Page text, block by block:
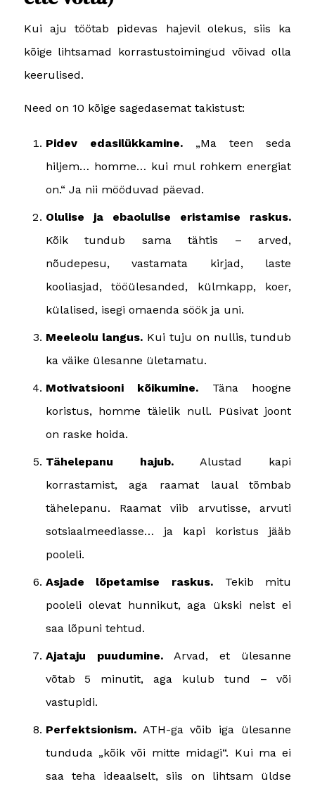
Kui aju töötab pidevas hajevil olekus, siis ka
kõige lihtsamad korrastustoimingud võivad olla
keerulised.
Need on 10 kõige sagedasemat takistust:
Pidev edasilükkamine.„Ma teen seda
hiljem… homme… kui mul rohkem energiat
on.“ Ja nii mööduvad päevad.
Olulise ja ebaolulise eristamise raskus.
Kõik tundub sama tähtis – arved,
nõudepesu, vastamata kirjad, laste
kooliasjad, tööülesanded, külmkapp, koer,
külalised, isegi omaenda söök ja uni.
Meeleolu langus. Kui tuju on nullis, tundub
ka väike ülesanne ületamatu.
Motivatsiooni kõikumine. Täna hoogne
koristus, homme täielik null. Püsivat joont
on raske hoida.
Tähelepanu hajub.Alustad kapi
korrastamist, aga raamat laual tõmbab
tähelepanu. Raamat viib arvutisse, arvuti
sotsiaalmeediasse… ja kapi koristus jääb
pooleli.
Asjade lõpetamise raskus. Tekib mitu
pooleli olevat hunnikut, aga ükski neist ei
saa lõpuni tehtud.
Ajataju puudumine.Arvad, et ülesanne
võtab 5 minutit, aga kulub tund – või
vastupidi.
Perfektsionism.ATH-ga võib iga ülesanne
tunduda „kõik või mitte midagi“. Kui ma ei
saa teha ideaalselt, siis on lihtsam üldse